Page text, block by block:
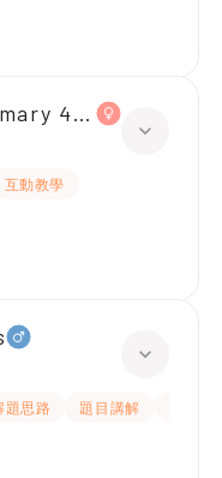
4,All Subjects
互動教學
題思路 題目講解